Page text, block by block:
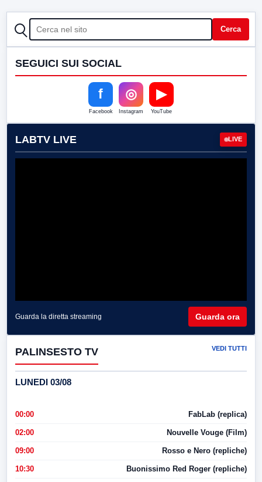
CERCA Cerca
SEGUICI SUI SOCIAL
f
Facebook
◎
Instagram
▶
YouTube
LABTV LIVE LIVE
Guarda la diretta streaming Guarda ora
PALINSESTO TV VEDI TUTTI
LUNEDI 03/08
00:00 FabLab (replica)
02:00 Nouvelle Vouge (Film)
09:00 Rosso e Nero (repliche)
10:30 Buonissimo Red Roger (repliche)